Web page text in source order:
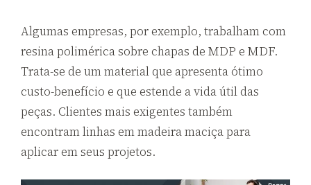
Algumas empresas, por exemplo, trabalham com
resina polimérica sobre chapas de MDP e MDF.
Trata-se de um material que apresenta ótimo
custo-benefício e que estende a vida útil das
peças. Clientes mais exigentes também
encontram linhas em madeira maciça para
aplicar em seus projetos.